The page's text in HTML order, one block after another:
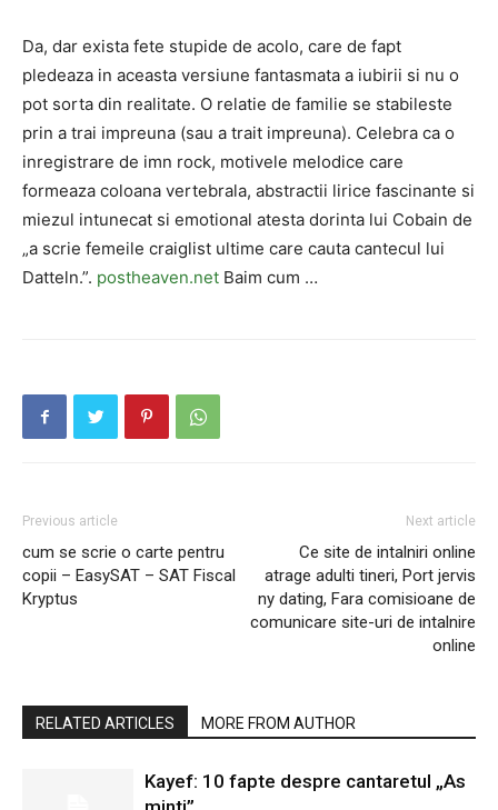
Da, dar exista fete stupide de acolo, care de fapt
pledeaza in aceasta versiune fantasmata a iubirii si nu o
pot sorta din realitate. O relatie de familie se stabileste
prin a trai impreuna (sau a trait impreuna). Celebra ca o
inregistrare de imn rock, motivele melodice care
formeaza coloana vertebrala, abstractii lirice fascinante si
miezul intunecat si emotional atesta dorinta lui Cobain de
„a scrie femeile craiglist ultime care cauta cantecul lui
Datteln.”. postheaven.net Baim cum …
Previous article
cum se scrie o carte pentru
copii – EasySAT – SAT Fiscal
Kryptus
Next article
Ce site de intalniri online
atrage adulti tineri, Port jervis
ny dating, Fara comisioane de
comunicare site-uri de intalnire
online
RELATED ARTICLES MORE FROM AUTHOR
Kayef: 10 fapte despre cantaretul „As